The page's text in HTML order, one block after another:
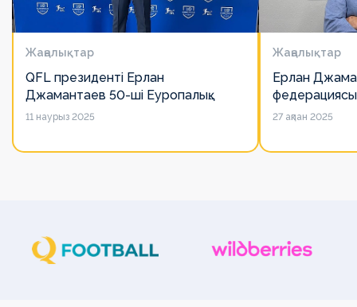
Жаңалықтар
QFL президенті Ерлан
Джамантаев 50-ші Еуропалық
лигалар Бас ассамблеясына
11 наурыз 2025
Жаңалықтар
Ерлан
есімін
27 ақпан 2025